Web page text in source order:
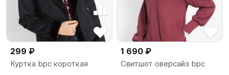
299 ₽
Куртка bpc короткая
1 690 ₽
Свитшот оверсайз bpc